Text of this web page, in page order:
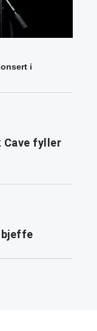
i
Cave fyller
bjeffe